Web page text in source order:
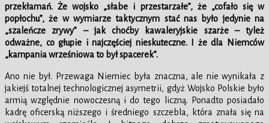
przekłamań. Że wojsko „słabe i przestarzałe”, że „cofało się w
popłochu”, że w wymiarze taktycznym stać nas było jedynie na
„szaleńcze zrywy” – jak choćby kawaleryjskie szarże – tyleż
odważne, co głupie i najczęściej nieskuteczne. I że dla Niemców
„kampania wrześniowa to był spacerek”.
Ano nie był. Przewaga Niemiec była znaczna, ale nie wynikała z
jakiejś totalnej technologicznej asymetrii, gdyż Wojsko Polskie było
armią względnie nowoczesną i do tego liczną. Ponadto posiadało
kadrę oficerską niższego i średniego szczebla, która znała się na